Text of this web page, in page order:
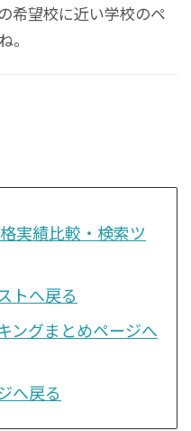
希望校に近い学校のペ
。
実績比較・検索ツ
トへ戻る
ングまとめページへ
へ戻る